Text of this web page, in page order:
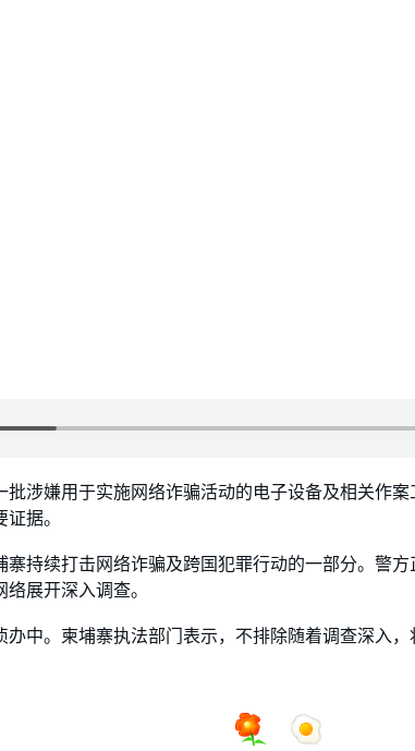
涉嫌用于实施网络诈骗活动的电子设备及相关作案
据。
寨持续打击网络诈骗及跨国犯罪行动的一部分。警
展开深入调查。
办中。柬埔寨执法部门表示，不排除随着调查深入